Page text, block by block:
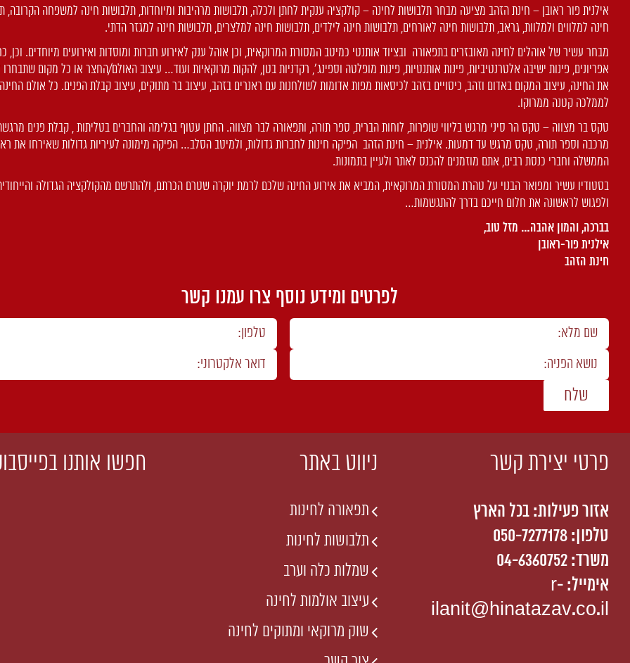
אילנית פור ראובן – חינת הזהב מציעה מבחר תלבושות לחינה – קולקציה ענקית לחתן ולכלה, תלבושות מרהיבות ומיוחדות, תלבושות חינה למשפחה הקרובה,
חינה למלווים ולמלוות, גראב, תלבושות חינה לאורחים, תלבושות חינה לילדים, תלבושות חינה למלצרים, תלבושות חינה למגזר הדתי.
מבחר עשיר של אוהלים לחינה מאובזרים בתפאורה ובציוד אותנטי כמיטב המסורת המרוקאית, וכן אוהל ענק לאירוע חברות ומוסדות ואירועים מיוחדים. וכן,
אפריונים, פינות ישיבה אלטרנטיביות, פינות אותנטיות, פינות מופלטה וספינג’, רקדניות בטן, להקות מרוקאיות ועוד… עיצוב האולם/החצר או כל מקום שתבחרו
את החינה, עיצוב המקום באדום וזהב, כיסויים בזהב לכיסאות מפות אדומות לשולחנות עם ראנרים בזהב, עיצוב בר מתוקים, עיצוב קבלת הפנים. כל אולם
לממלכה קטנה ממרוקו.
טקס בר מצווה – טקס הר סיני מרגש בליווי שופרות, לוחות הברית, ספר תורה, ותפאורה לבר מצווה. החתן עטוף בגלימה והחברים בטליתות , קבלת פנים
מרכבה וספר תורה, טקס מרגש עד דמעות. אילנית – חינת הזהב הפיקה חינות לחברות גדולות, ולמיטב הסלב… הפיקה מימונה לעיריות גדולות שאירחו את
הממשלה וחברי כנסת רבים, אתם מוזמנים להכנס לאתר ולעיין בתמונות.
בסטודיו עשיר ומפואר הבנוי על טהרת המסורת המרוקאית, המביא את אירוע החינה שלכם לרמת יוקרה שטרם הכרתם, ולהתרשם מהקולקציה הגדולה
ולפגוש לראשונה את חלום חייכם בדרך להתגשמות…
בברכה, והמון אהבה… מזל טוב,
אילנית פור-ראובן
חינת הזהב
לפרטים ומידע נוסף צרו עמנו קשר
פרטי יצירת קשר
אזור פעילות: בכל הארץ
טלפון: 050-7277178
משרד: 04-6360752
אימייל: r-
ilanit@hinatazav.co.il
ניווט באתר
תפאורה לחינות
תלבושות לחינות
שמלות כלה וערב
עיצוב אולמות לחינה
שוק מרוקאי ומתוקים לחינה
חפשו אותנו